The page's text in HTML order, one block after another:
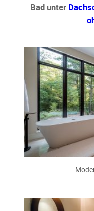
Bad unter